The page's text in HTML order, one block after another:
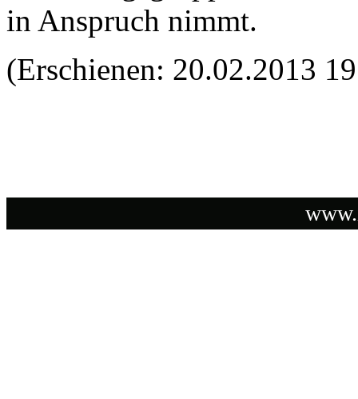
in Anspruch nimmt.
(Erschienen: 20.02.2013